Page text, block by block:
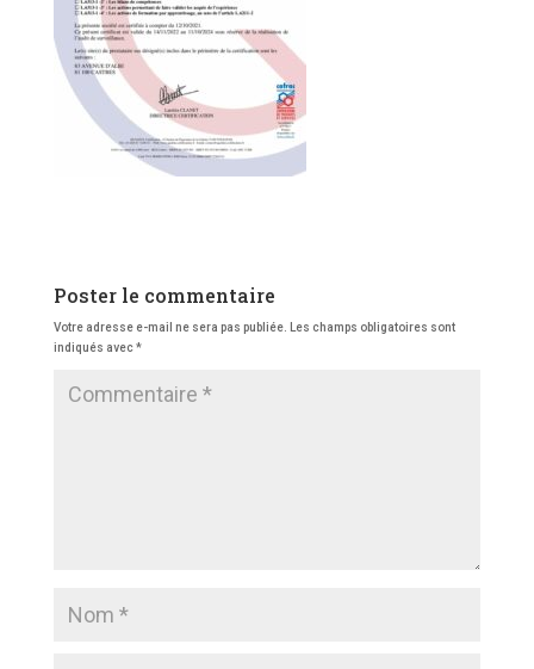
Poster le commentaire
Votre adresse e-mail ne sera pas publiée.
Les champs obligatoires sont
indiqués avec*